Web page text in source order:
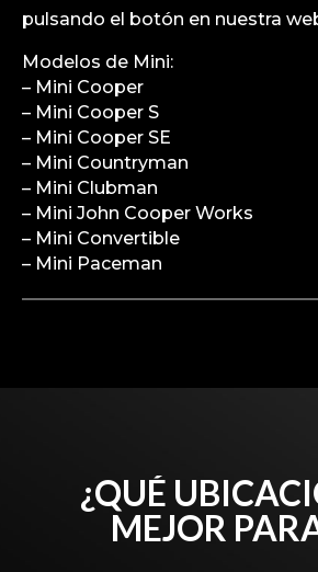
pulsando el botón en nuestra
Modelos de Mini:
– Mini Cooper
– Mini Cooper S
– Mini Cooper SE
– Mini Countryman
– Mini Clubman
– Mini John Cooper Works
– Mini Convertible
– Mini Paceman
¿QUÉ
MEJOR